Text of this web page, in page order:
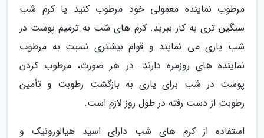
مرطوب نماینده معمولی خود مرطوب کنید یا کرم شب
سنگین تری به کار ببرید. کرم های شب به ترمیم پوست در
شب یاری می نمایند و قوام بیشتری نسبت به مرطوب
نماینده های روزمره دارند. در هر صورت، مرطوب کردن
پوست در شب برای یاری به بازگشت رطوبت و تأمین
رطوبت از دست رفته در طول روز لازم است.
استفاده از کرم های شب دارای اسید هیالورونیک و